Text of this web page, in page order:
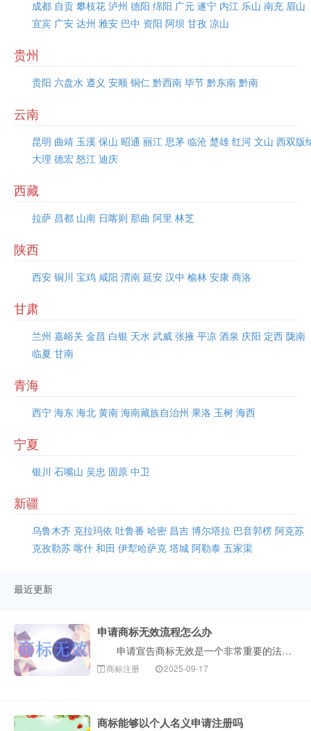
成都 自贡 攀枝花 泸州 德阳 绵阳 广元 遂宁 内江 乐山 南充 眉山
宜宾 广安 达州 雅安 巴中 资阳 阿坝 甘孜 凉山
贵州
贵阳 六盘水 遵义 安顺 铜仁 黔西南 毕节 黔东南 黔南
云南
昆明 曲靖 玉溪 保山 昭通 丽江 思茅 临沧 楚雄 红河 文山 西双版
大理 德宏 怒江 迪庆
西藏
拉萨 昌都 山南 日喀则 那曲 阿里 林芝
陕西
西安 铜川 宝鸡 咸阳 渭南 延安 汉中 榆林 安康 商洛
甘肃
兰州 嘉峪关 金昌 白银 天水 武威 张掖 平凉 酒泉 庆阳 定西 陇南
临夏 甘南
青海
西宁 海东 海北 黄南 海南藏族自治州 果洛 玉树 海西
宁夏
银川 石嘴山 吴忠 固原 中卫
新疆
乌鲁木齐 克拉玛依 吐鲁番 哈密 昌吉 博尔塔拉 巴音郭楞 阿克苏
克孜勒苏 喀什 和田 伊犁哈萨克 塔城 阿勒泰 五家渠
最近更新
申请商标无效流程怎么办
申请宣告商标无效是一个非常重要的法律程序，通常用于撤销一个您认为已经注册但不符合商标法规定的商标。整个流程可以概括为以下几个核心阶段，构卓企服为您···
商标注册 2025-09-17
商标能够以个人名义申请注册吗